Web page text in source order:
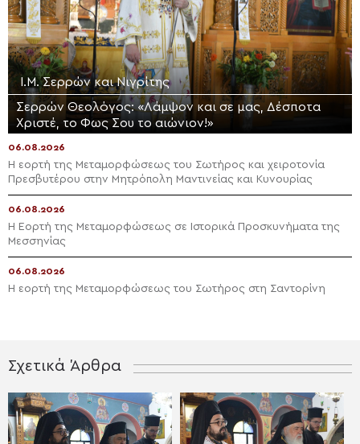
Ι.Μ. Σερρών και Νιγρίτης
Σερρών Θεολόγος: «Λάμψον και σε μας, Δέσποτα
Χριστέ, το Φως Σου το αιώνιον!»
06.08.2026
Η εορτή της Μεταμορφώσεως του Σωτήρος και χειροτονία
Πρεσβυτέρου στην Μητρόπολη Μαντινείας και Κυνουρίας
06.08.2026
Η Εορτή της Μεταμορφώσεως σε Ιστορικά Προσκυνήματα της
Μεσσηνίας
06.08.2026
Η εορτή της Μεταμορφώσεως του Σωτήρος στη Σαντορίνη
Σχετικά Άρθρα